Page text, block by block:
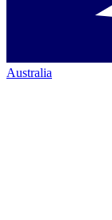
Australia